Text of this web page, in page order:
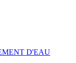
D'EAU